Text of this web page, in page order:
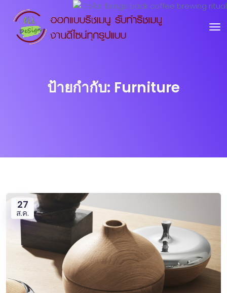
ป้ายกำกับ: Furniture
27
ส.ค.